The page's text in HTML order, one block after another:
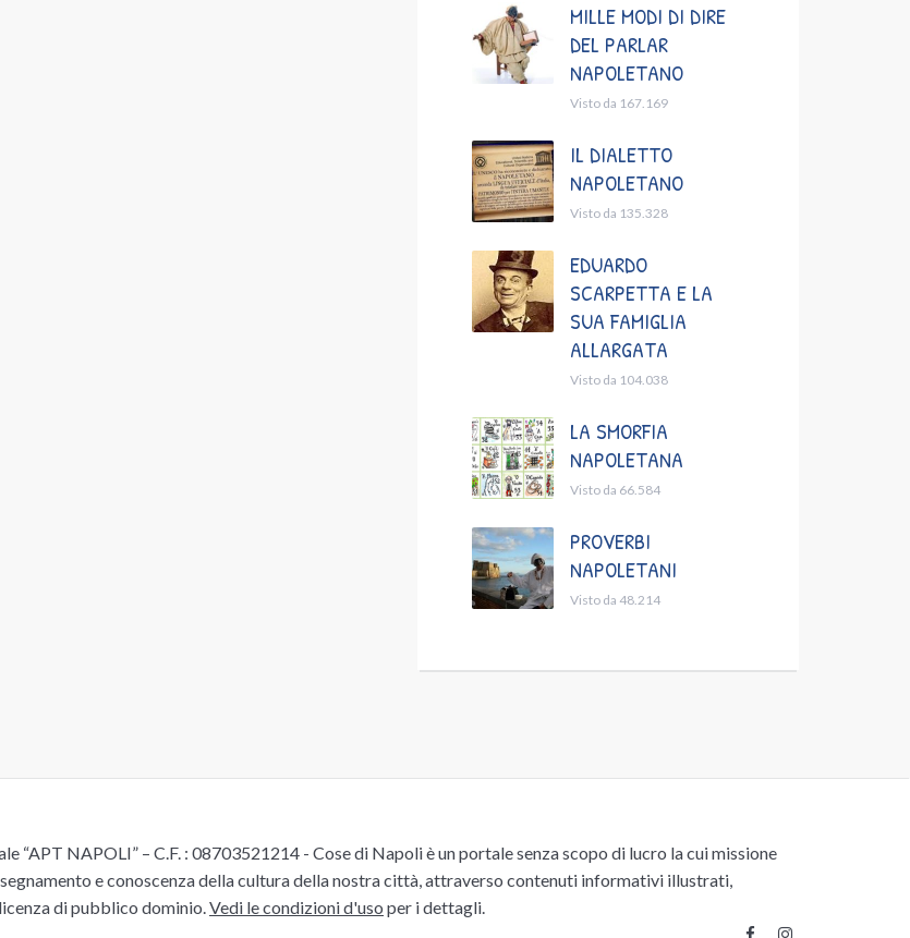
MILLE MODI DI DIRE
DEL PARLAR
NAPOLETANO
Visto da 167.169
IL DIALETTO
NAPOLETANO
Visto da 135.328
EDUARDO
SCARPETTA E LA
SUA FAMIGLIA
ALLARGATA
Visto da 104.038
LA SMORFIA
NAPOLETANA
Visto da 66.584
PROVERBI
NAPOLETANI
Visto da 48.214
NAPOLI” – C.F. : 08703521214 - Cose di Napoli è un portale senza scopo di lucro la cui missione
e conoscenza della cultura della nostra città, attraverso contenuti informativi illustrati,
di pubblico dominio.Vedi le condizioni d'uso per i dettagli.